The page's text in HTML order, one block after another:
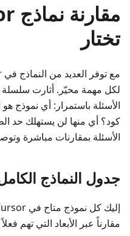
تختار
الأسئلة باستمرار: أي نموذج
كود؟ أي منها لن يستهلك حد
الأسئلة بمقارنات مباشرة
جدول النماذج
مقارناً عبر الأبعاد التي تهم